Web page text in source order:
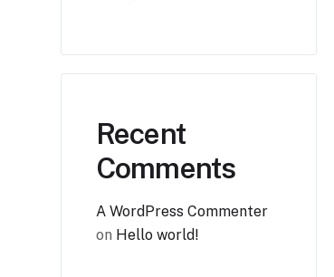
Recent
Comments
A WordPress Commenter
on Hello world!